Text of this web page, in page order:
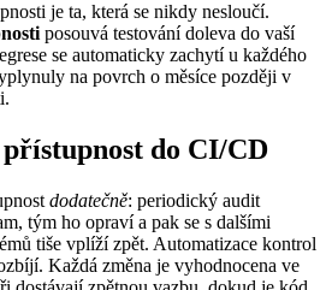
je ta, která se nikdy nesloučí.
posouvá testování doleva do vaší
se automaticky zachytí u každého
na povrch o měsíce později v
do CI/CD
dodatečně: periodický audit
tým ho opraví a pak se s dalšími
tiše vplíží zpět. Automatizace kontrol
Každá změna je vyhodnocena ve